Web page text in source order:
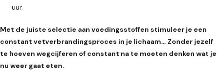
uur.
Met de juiste selectie aan voedingsstoffen stimuleer je een
constant vetverbrandingsproces in je lichaam… Zonder jezelf
te hoeven wegcijferen of constant na te moeten denken wat je
nu weer gaat eten.